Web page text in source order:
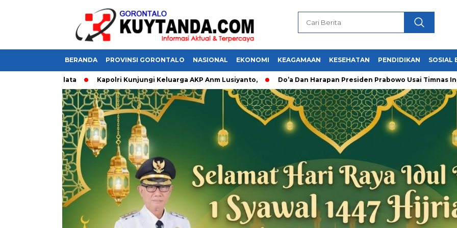
BERANDA PROVINSI GORONTALO NASIONAL EKONOMI KEAGAMAAN KESEHATAN PENDIDIKAN SOSIAL
Kapolri Kunjungi Keluarga AKP Anm Lusiyanto, Do’a Dan Harapan Presiden Prabowo Usai Timnas